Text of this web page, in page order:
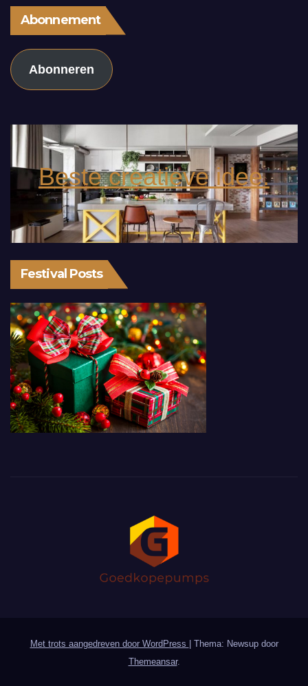
Abonnement
Abonneren
Beste creatieve idee.
Festival Posts
Met trots aangedreven door WordPress
Thema: Newsup door
Themeansar.